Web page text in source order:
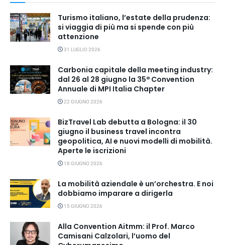
Turismo italiano, l’estate della prudenza:
si viaggia di più ma si spende con più
attenzione
31 LUGLIO 2026
Carbonia capitale della meeting industry:
dal 26 al 28 giugno la 35ª Convention
Annuale di MPI Italia Chapter
22 GIUGNO 2026
BizTravel Lab debutta a Bologna: il 30
giugno il business travel incontra
geopolitica, AI e nuovi modelli di mobilità.
Aperte le iscrizioni
18 GIUGNO 2026
La mobilità aziendale è un’orchestra. E noi
dobbiamo imparare a dirigerla
15 GIUGNO 2026
Alla Convention Aitmm: il Prof. Marco
Camisani Calzolari, l’uomo del